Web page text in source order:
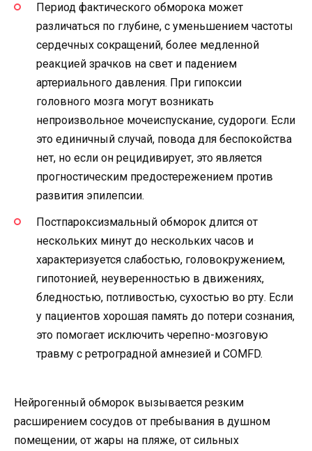
Период фактического обморока может
различаться по глубине, с уменьшением частоты
сердечных сокращений, более медленной
реакцией зрачков на свет и падением
артериального давления. При гипоксии
головного мозга могут возникать
непроизвольное мочеиспускание, судороги. Если
это единичный случай, повода для беспокойства
нет, но если он рецидивирует, это является
прогностическим предостережением против
развития эпилепсии.
Постпароксизмальный обморок длится от
нескольких минут до нескольких часов и
характеризуется слабостью, головокружением,
гипотонией, неуверенностью в движениях,
бледностью, потливостью, сухостью во рту. Если
у пациентов хорошая память до потери сознания,
это помогает исключить черепно-мозговую
травму с ретроградной амнезией и COMFD.
Нейрогенный обморок вызывается резким
расширением сосудов от пребывания в душном
помещении, от жары на пляже, от сильных